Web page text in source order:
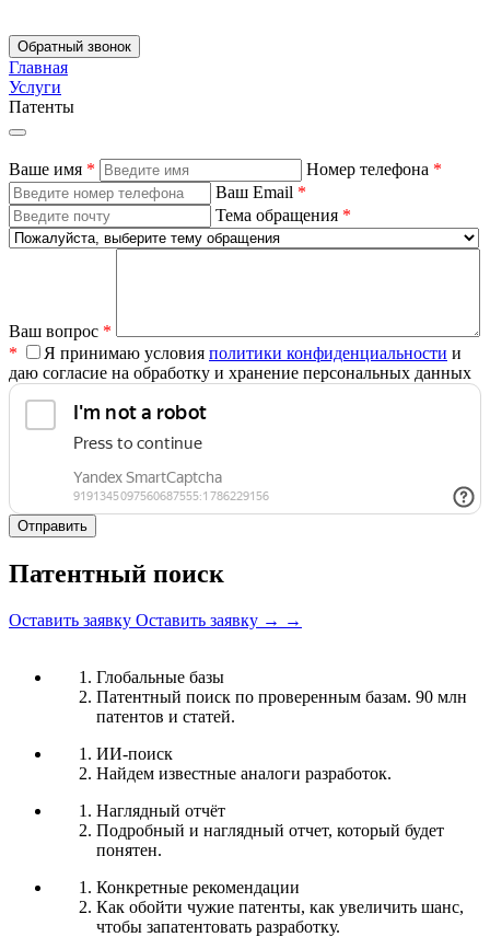
Обратный звонок
Главная
Услуги
Патенты
Ваше имя * Номер телефона *
Ваш Email *
Тема обращения *
Ваш вопрос *
*
Я принимаю условия политики конфиденциальности и
даю согласие на обработку и хранение персональных данных
Патентный поиск
Оставить заявку Оставить заявку → →
Глобальные базы
Патентный поиск по проверенным базам. 90 млн
патентов и статей.
ИИ-поиск
Найдем известные аналоги разработок.
Наглядный отчёт
Подробный и наглядный отчет, который будет
понятен.
Конкретные рекомендации
Как обойти чужие патенты, как увеличить шанс,
чтобы запатентовать разработку.